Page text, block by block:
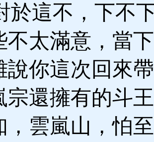
這不，下不
不太滿意，當
說你這次回來
宗還擁有的斗
，雲嵐山，怕